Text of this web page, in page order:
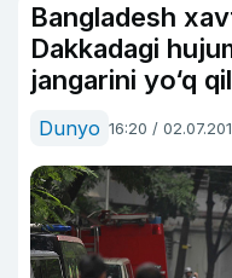
Bangladesh
Dakkadagi
jangarini yo‘q
Dunyo 16:20 /